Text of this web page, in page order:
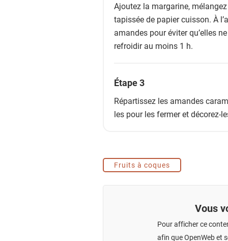
Ajoutez la margarine,
tapissée de papier cuisson. À
amandes pour éviter qu’elles
refroidir au moins 1 h.
Étape 3
Répartissez les amandes
les pour les fermer et décorez-
Fruits à coques
Vous
Pour afficher ce
afin que OpenWeb et